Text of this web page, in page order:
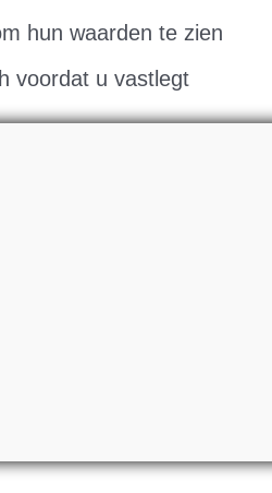
hun waarden te zien
voordat u vastlegt